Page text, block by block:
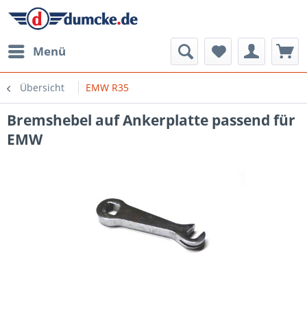
Menü
Übersicht EMW R35
Bremshebel auf Ankerplatte passend für
EMW